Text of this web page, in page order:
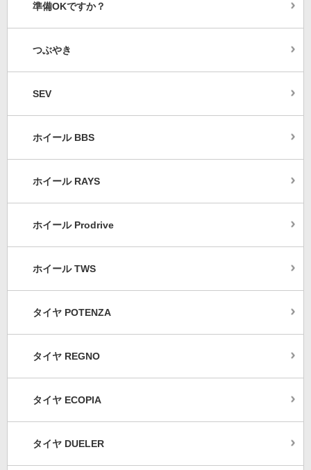
準備OKですか？
つぶやき
SEV
ホイール BBS
ホイール RAYS
ホイール Prodrive
ホイール TWS
タイヤ POTENZA
タイヤ REGNO
タイヤ ECOPIA
タイヤ DUELER